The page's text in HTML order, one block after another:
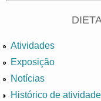
Atividades
Exposição
Notícias
Histórico de